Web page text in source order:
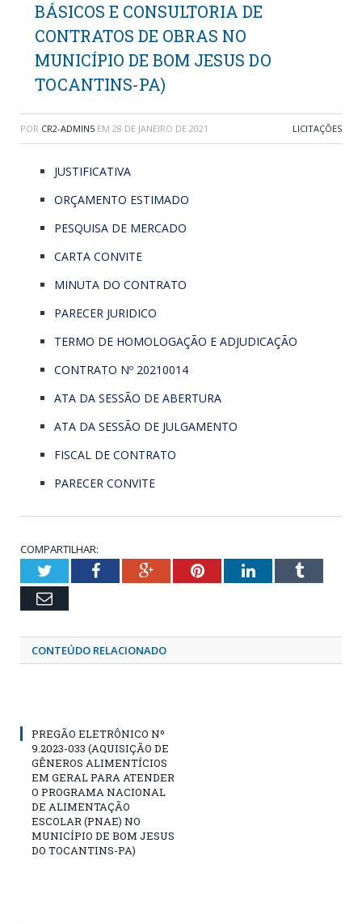
BÁSICOS E CONSULTORIA DE
CONTRATOS DE OBRAS NO
MUNICÍPIO DE BOM JESUS DO
TOCANTINS-PA)
POR CR2-ADMIN5 EM 28 DE JANEIRO DE 2021 LICITAÇÕES
JUSTIFICATIVA
ORÇAMENTO ESTIMADO
PESQUISA DE MERCADO
CARTA CONVITE
MINUTA DO CONTRATO
PARECER JURIDICO
TERMO DE HOMOLOGAÇÃO E ADJUDICAÇÃO
CONTRATO Nº 20210014
ATA DA SESSÃO DE ABERTURA
ATA DA SESSÃO DE JULGAMENTO
FISCAL DE CONTRATO
PARECER CONVITE
COMPARTILHAR:
TwitterFacebookGoogle+PinterestLinkedInTumblr
Email
CONTEÚDO RELACIONADO
PREGÃO ELETRÔNICO Nº
9.2023-033 (AQUISIÇÃO DE
GÊNEROS ALIMENTÍCIOS
EM GERAL PARA ATENDER
O PROGRAMA NACIONAL
DE ALIMENTAÇÃO
ESCOLAR (PNAE) NO
MUNICÍPIO DE BOM JESUS
DO TOCANTINS-PA)